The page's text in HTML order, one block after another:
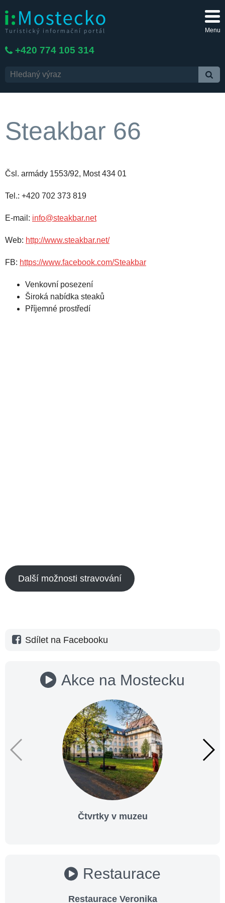
Menu
+420 774 105 314
Steakbar 66
Čsl. armády 1553/92, Most 434 01
Tel.: +420 702 373 819
E-mail: info@steakbar.net
Web: http://www.steakbar.net/
FB: https://www.facebook.com/Steakbar
Venkovní posezení
Široká nabídka steaků
Příjemné prostředí
Další možnosti stravování
Sdílet na Facebooku
Akce na Mostecku
Čtvrtky v muzeu
Restaurace
Restaurace Veronika